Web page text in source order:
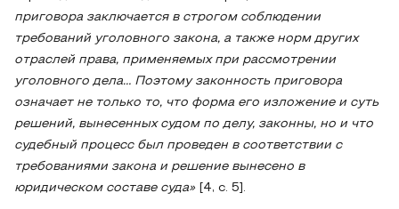
приговора заключается в строгом соблюдении
требований уголовного закона, а также норм других
отраслей права, применяемых при рассмотрении
уголовного дела… Поэтому законность приговора
означает не только то, что форма его изложение и суть
решений, вынесенных судом по делу, законны, но и что
судебный процесс был проведен в соответствии с
требованиями закона и решение вынесено в
юридическом составе суда»
[4, с. 5].